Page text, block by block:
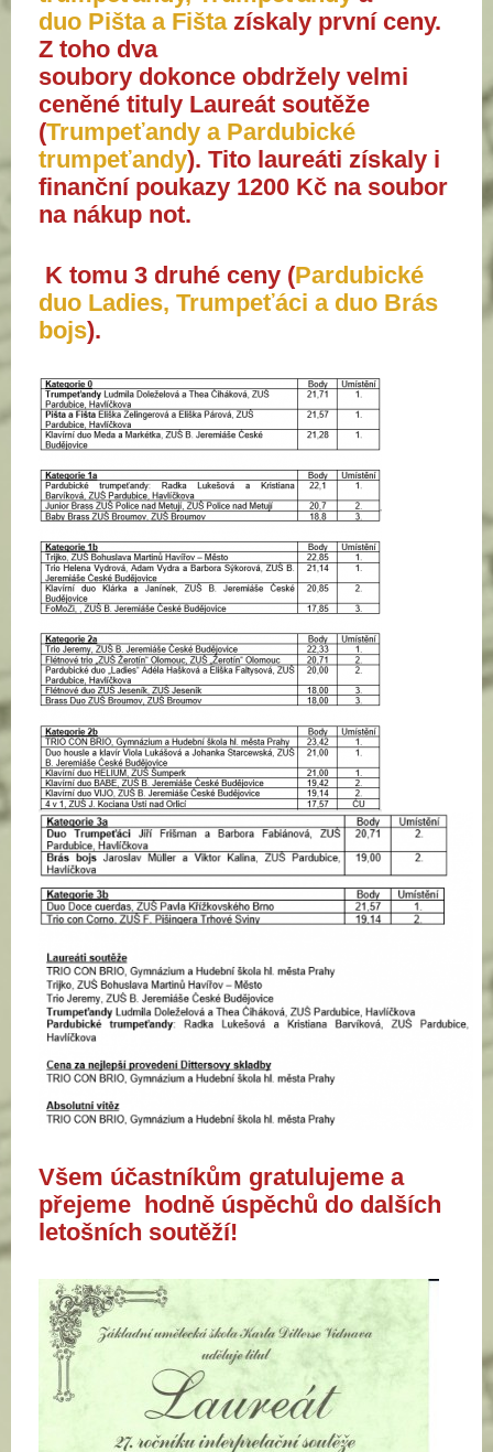
duo Pišta a Fišta získaly první ceny.
Z toho dva
soubory dokonce obdržely velmi
ceněné tituly Laureát soutěže
(Trumpeťandy a Pardubické
trumpeťandy). Tito laureáti získaly i
finanční poukazy 1200 Kč na soubor
na nákup not.
K tomu 3 druhé ceny (Pardubické
duo Ladies, Trumpeťáci a duo Brás
bojs).
Všem účastníkům gratulujeme a
přejeme hodně úspěchů do dalších
letošních soutěží!